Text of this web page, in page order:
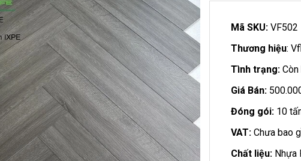
Mã SKU:VF502
Thương hiệu:
Tình trạng:Còn
Giá Bán:
Đóng gói:10
VAT:Chưa bao
Chất liệu:Nhựa